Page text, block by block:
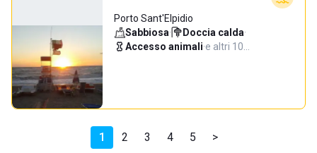
Porto Sant'Elpidio
Sabbiosa· Doccia calda·
Accesso animali·e altri 10…
1 2 3 4 5 >